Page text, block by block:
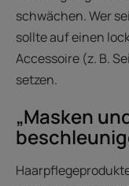
schwächen. Wer
sollte auf einen
Accessoire (z. B.
setzen.
„Masken